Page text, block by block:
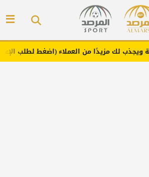
العملاء (اضغط لطلب الإعلان)